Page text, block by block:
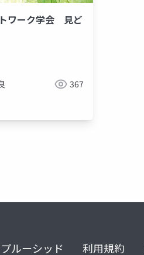
ワーク学会 見ど
367
ルーシッド 利用規約